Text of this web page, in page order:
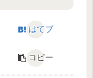
はてブ
コピー